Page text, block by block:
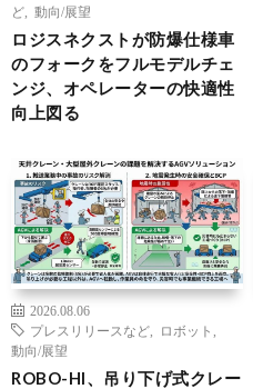
ど
動向/展望
ロジスネクストが防爆仕様車
のフォークをフルモデルチェ
ンジ、オペレーターの快適性
向上図る
2026.08.06
プレスリリースなど
ロボット
動向/展望
ROBO-HI、吊り下げ式クレー